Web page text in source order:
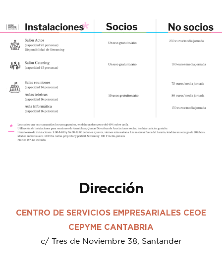
Dirección
CENTRO DE SERVICIOS EMPRESARIALES CEOE
CEPYME CANTABRIA
c/ Tres de Noviembre 38, Santander